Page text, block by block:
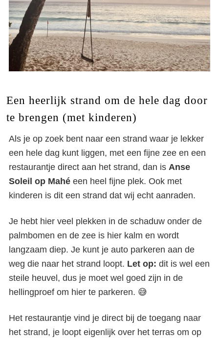
Een heerlijk strand om de hele dag door
te brengen (met kinderen)
Als je op zoek bent naar een strand waar je lekker
een hele dag kunt liggen, met een fijne zee en een
restaurantje direct aan het strand, dan is Anse
Soleil op Mahé een heel fijne plek. Ook met
kinderen is dit een strand dat wij echt aanraden.
Je hebt hier veel plekken in de schaduw onder de
palmbomen en de zee is hier kalm en wordt
langzaam diep. Je kunt je auto parkeren aan de
weg die naar het strand loopt. Let op: dit is wel een
steile heuvel, dus je moet wel goed zijn in de
hellingproef om hier te parkeren. 😅
Het restaurantje vind je direct bij de toegang naar
het strand, je loopt eigenlijk over het terras om op